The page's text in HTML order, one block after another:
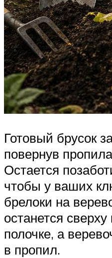
Готовый брусок
повернув
Остается
чтобы у ваших
брелоки на
останется
полочке, а
в пропил.